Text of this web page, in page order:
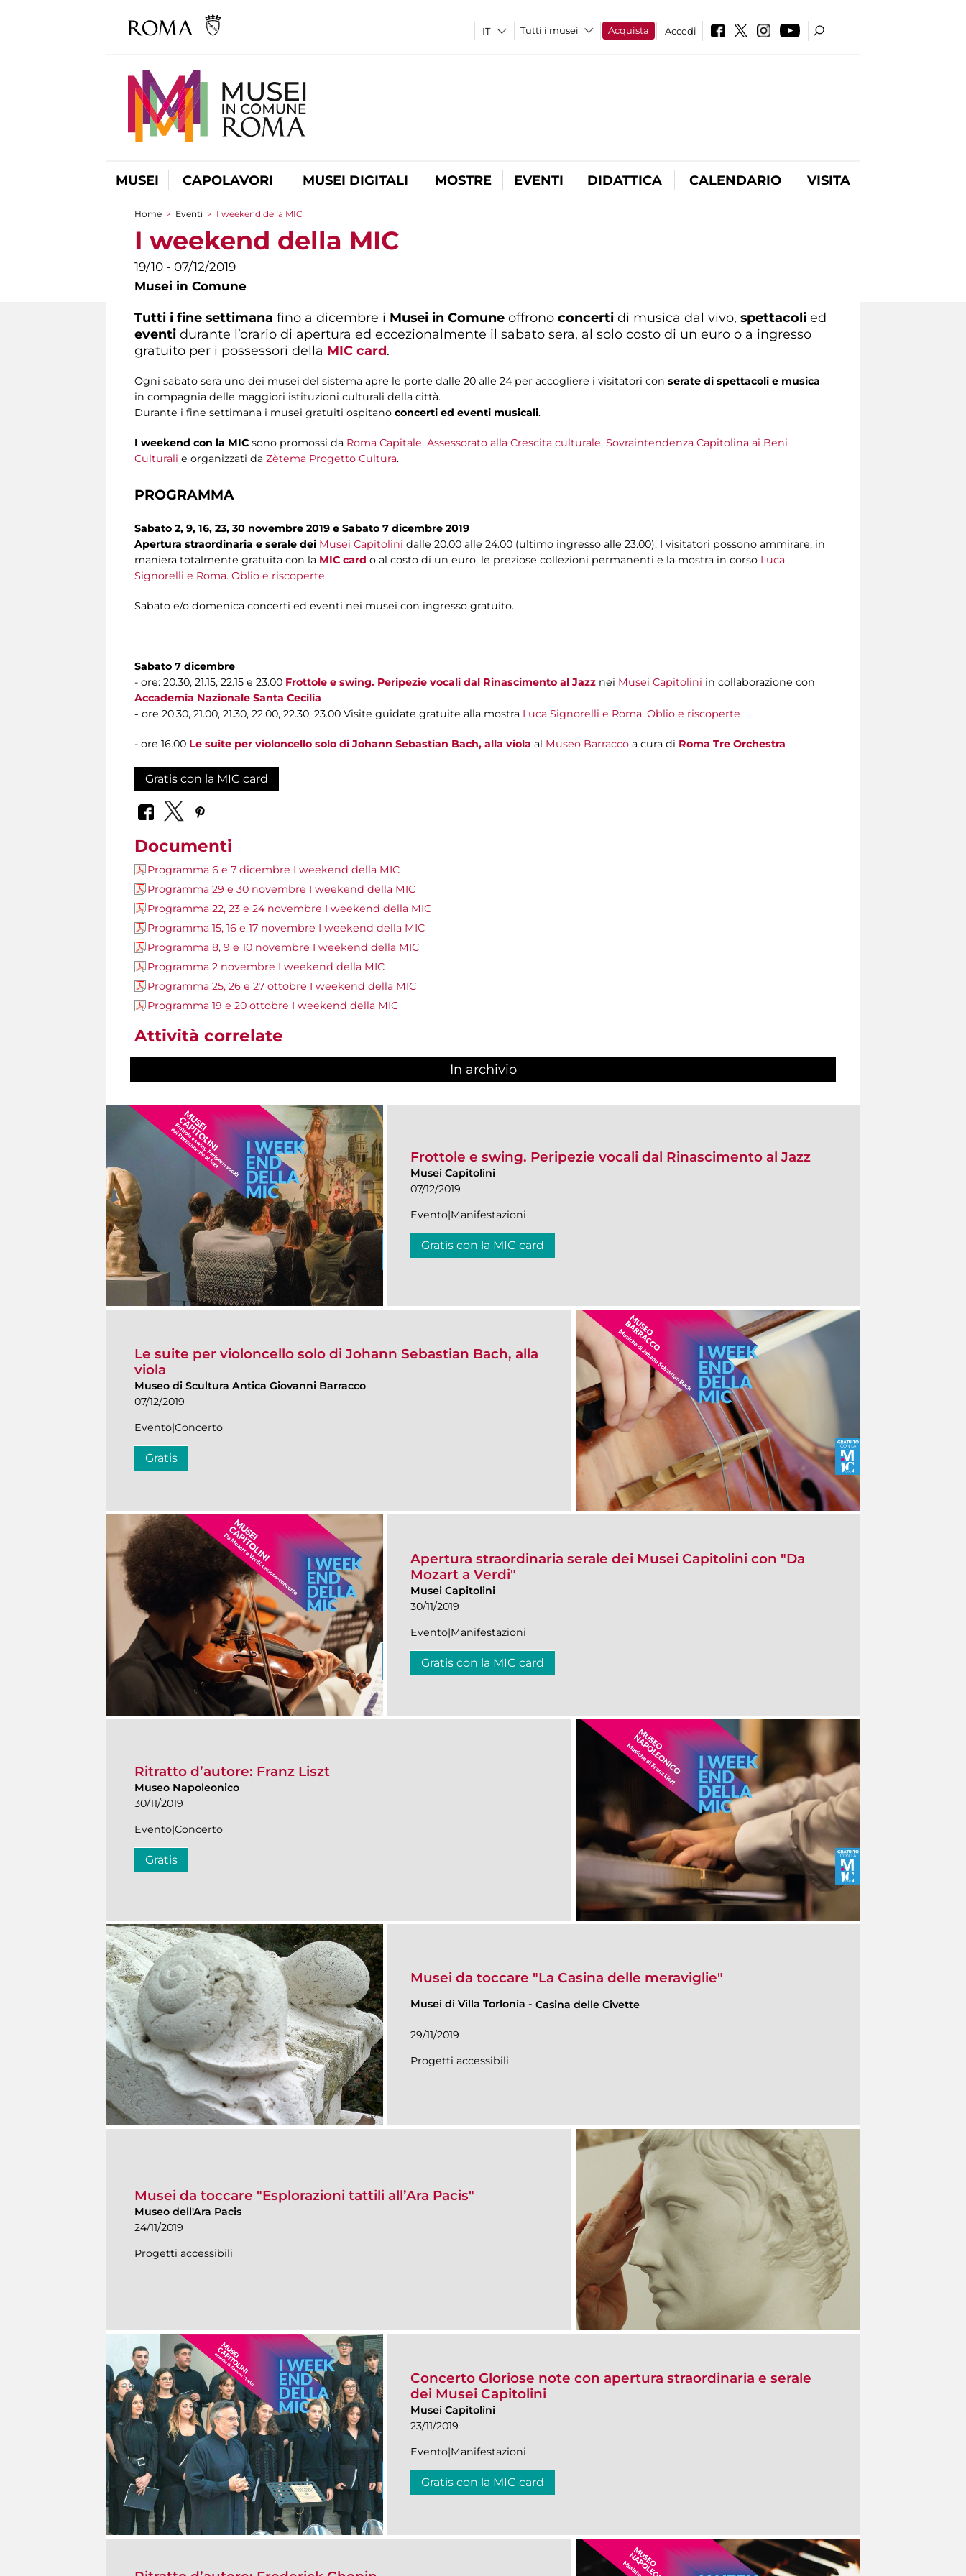
Tutti i musei Acquista Accedi
MUSEI CAPOLAVORI MUSEI DIGITALI MOSTRE EVENTI DIDATTICA CALENDARIO VISITA
Tu sei qui
Home > Eventi > I weekend della MIC
I weekend della MIC
19/10 - 07/12/2019
Musei in Comune
Tutti i fine settimana fino a dicembre i Musei in Comune offrono concerti di musica dal vivo, spettacoli ed
eventi durante l’orario di apertura ed eccezionalmente il sabato sera, al solo costo di un euro o a ingresso
gratuito per i possessori della MIC card.
Ogni sabato sera uno dei musei del sistema apre le porte dalle 20 alle 24 per accogliere i visitatori con serate di spettacoli e musica
in compagnia delle maggiori istituzioni culturali della città.
Durante i fine settimana i musei gratuiti ospitano concerti ed eventi musicali.
I weekend con la MIC sono promossi da Roma Capitale, Assessorato alla Crescita culturale, Sovraintendenza Capitolina ai Beni
Culturali e organizzati da Zètema Progetto Cultura.
PROGRAMMA
Sabato 2, 9, 16, 23, 30 novembre 2019 e Sabato 7 dicembre 2019
Apertura straordinaria e serale dei Musei Capitolini dalle 20.00 alle 24.00 (ultimo ingresso alle 23.00). I visitatori possono ammirare, in
maniera totalmente gratuita con la MIC card o al costo di un euro, le preziose collezioni permanenti e la mostra in corso Luca
Signorelli e Roma. Oblio e riscoperte.
Sabato e/o domenica concerti ed eventi nei musei con ingresso gratuito.
Sabato 7 dicembre
- ore: 20.30, 21.15, 22.15 e 23.00 Frottole e swing. Peripezie vocali dal Rinascimento al Jazz nei Musei Capitolini in collaborazione con
Accademia Nazionale Santa Cecilia
- ore 20.30, 21.00, 21.30, 22.00, 22.30, 23.00 Visite guidate gratuite alla mostra Luca Signorelli e Roma. Oblio e riscoperte
- ore 16.00 Le suite per violoncello solo di Johann Sebastian Bach, alla viola al Museo Barracco a cura di Roma Tre Orchestra
Gratis con la MIC card
Documenti
Programma 6 e 7 dicembre I weekend della MIC
Programma 29 e 30 novembre I weekend della MIC
Programma 22, 23 e 24 novembre I weekend della MIC
Programma 15, 16 e 17 novembre I weekend della MIC
Programma 8, 9 e 10 novembre I weekend della MIC
Programma 2 novembre I weekend della MIC
Programma 25, 26 e 27 ottobre I weekend della MIC
Programma 19 e 20 ottobre I weekend della MIC
Attività correlate
In archivio
Frottole e swing. Peripezie vocali dal Rinascimento al Jazz
Musei Capitolini
07/12/2019
Evento|Manifestazioni
Gratis con la MIC card
Le suite per violoncello solo di Johann Sebastian Bach, alla
viola
Museo di Scultura Antica Giovanni Barracco
07/12/2019
Evento|Concerto
Gratis
Apertura straordinaria serale dei Musei Capitolini con "Da
Mozart a Verdi"
Musei Capitolini
30/11/2019
Evento|Manifestazioni
Gratis con la MIC card
Ritratto d’autore: Franz Liszt
Museo Napoleonico
30/11/2019
Evento|Concerto
Gratis
Musei da toccare "La Casina delle meraviglie"
Musei di Villa Torlonia - Casina delle Civette
29/11/2019
Progetti accessibili
Musei da toccare "Esplorazioni tattili all’Ara Pacis"
Museo dell'Ara Pacis
24/11/2019
Progetti accessibili
Concerto Gloriose note con apertura straordinaria e serale
dei Musei Capitolini
Musei Capitolini
23/11/2019
Evento|Manifestazioni
Gratis con la MIC card